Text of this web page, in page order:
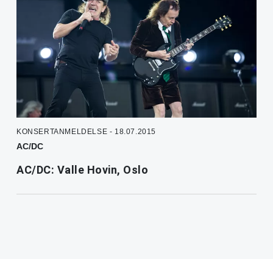
KONSERTANMELDELSE - 18.07.2015
AC/DC
AC/DC: Valle Hovin, Oslo